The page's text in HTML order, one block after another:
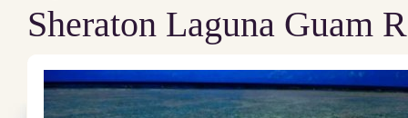
Sheraton Laguna Guam